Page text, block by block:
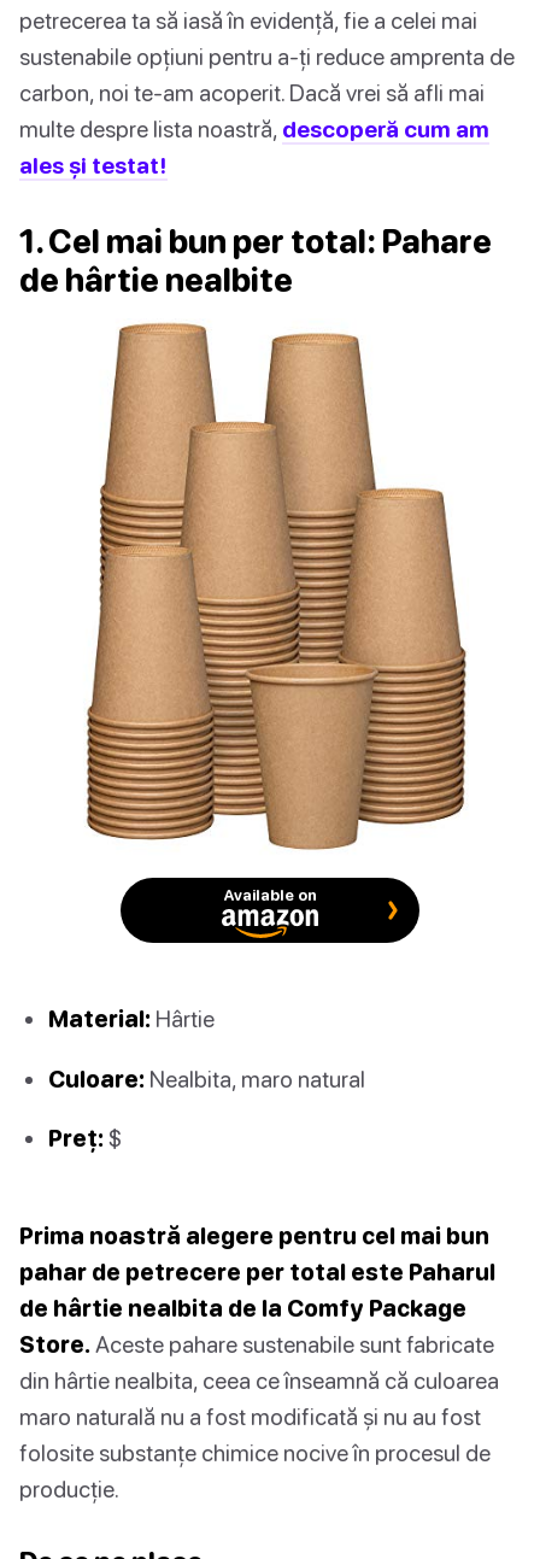
petrecerea ta să iasă în evidență, fie a celei mai
sustenabile opțiuni pentru a-ți reduce amprenta de
carbon, noi te-am acoperit. Dacă vrei să afli mai
multe despre lista noastră, descoperă cum am
ales și testat!
1. Cel mai bun per total: Pahare
de hârtie nealbite
Available on
Material: Hârtie
Culoare: Nealbita, maro natural
Preț: $
Prima noastră alegere pentru cel mai bun
pahar de petrecere per total este Paharul
de hârtie nealbita de la Comfy Package
Store. Aceste pahare sustenabile sunt fabricate
din hârtie nealbita, ceea ce înseamnă că culoarea
maro naturală nu a fost modificată și nu au fost
folosite substanțe chimice nocive în procesul de
producție.